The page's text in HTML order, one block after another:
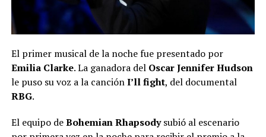
El primer musical de la noche fue presentado por
Emilia Clarke. La ganadora del Oscar Jennifer Hudson
le puso su voz a la canciónI’ll fight, del documental
RBG.
El equipo deBohemian Rhapsodysubió al escenario